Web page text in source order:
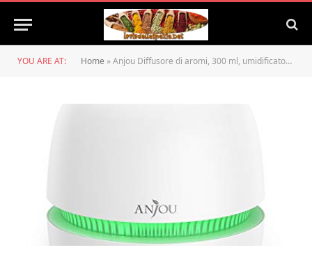
YOU ARE AT: Home »Anjou Diffusore di aromi, 300 ml, umidificatore a ultrasuoni, senza BPA, con sistema di flusso dell’olio brevettato per oli essenziali, umidificatore per cameretta, camera da letto, ufficio, yoga